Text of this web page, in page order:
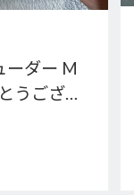
ーダー M
うござい